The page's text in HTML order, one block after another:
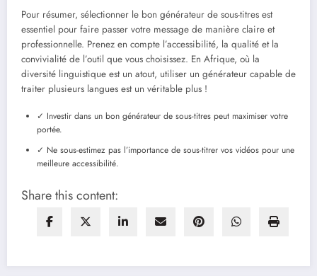
Pour résumer, sélectionner le bon générateur de sous-titres est
essentiel pour faire passer votre message de manière claire et
professionnelle. Prenez en compte l’accessibilité, la qualité et la
convivialité de l’outil que vous choisissez. En Afrique, où la
diversité linguistique est un atout, utiliser un générateur capable de
traiter plusieurs langues est un véritable plus !
✓ Investir dans un bon générateur de sous-titres peut maximiser votre
portée.
✓ Ne sous-estimez pas l’importance de sous-titrer vos vidéos pour une
meilleure accessibilité.
Share this content: